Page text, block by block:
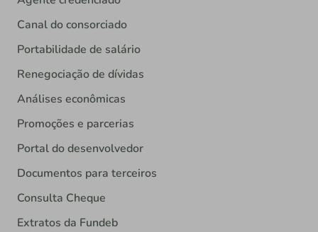
Canal do consorciado
Portabilidade de salário
Renegociação de dívidas
Análises econômicas
Promoções e parcerias
Portal do desenvolvedor
Documentos para terceiros
Consulta Cheque
Extratos da Fundeb